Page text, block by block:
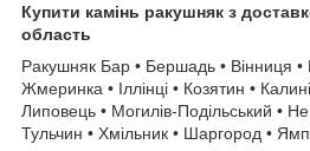
Купити камінь ракушняк з
область
Ракушняк Бар • Бершадь • Вінниця •
Жмеринка • Іллінці • Козятин •
Липовець • Могилів-Подільський •
Тульчин • Хмільник • Шаргород •